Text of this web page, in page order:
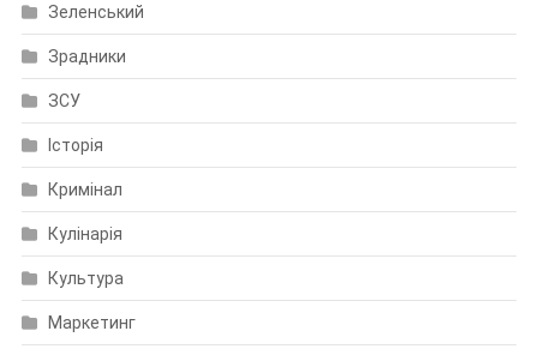
Зеленський
Зрадники
ЗСУ
Історія
Кримінал
Кулінарія
Культура
Маркетинг